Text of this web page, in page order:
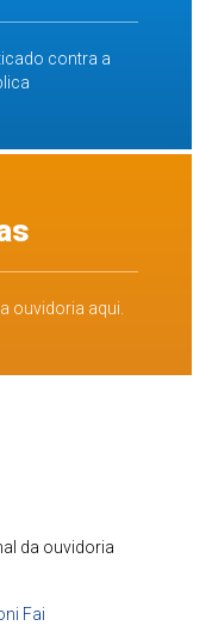
contra a
ouvidoria aqui.
da ouvidoria
Fai